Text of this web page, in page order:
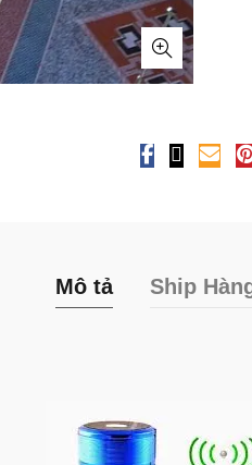
Mô tả Ship